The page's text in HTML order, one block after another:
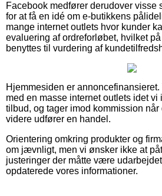
Facebook medfører derudover visse
for at få en idé om e-butikkens
mange internet outlets hvor kunder
evaluering af ordreforløbet, hvilket
benyttes til vurdering af
Hjemmesiden er
med en masse internet outlets idet vi
tilbud, og tager imod kommission
videre udfører en handel.
Orientering omkring produkter og
om jævnligt, men vi ønsker ikke at
justeringer der måtte være
opdaterede vores informationer.